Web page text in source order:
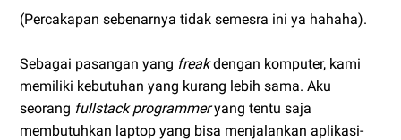
(Percakapan sebenarnya tidak semesra ini ya hahaha).
Sebagai pasangan yang freakdengan komputer, kami
memiliki kebutuhan yang kurang lebih sama. Aku
seorang fullstack programmeryang tentu saja
membutuhkan laptop yang bisa menjalankan aplikasi-